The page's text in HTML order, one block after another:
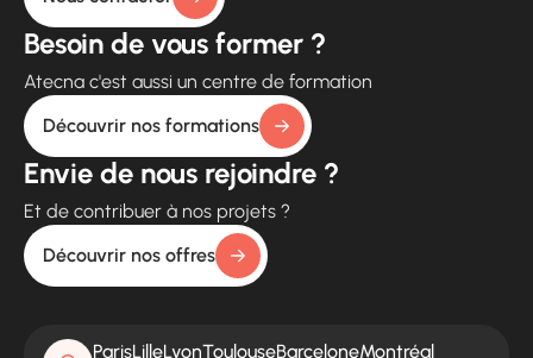
Besoin de vous former ?
Atecna c'est aussi un centre de formation
Découvrir nos formations
Envie de nous rejoindre ?
Et de contribuer à nos projets ?
Découvrir nos offres
ParisLilleLyonToulouseBarceloneMontréal